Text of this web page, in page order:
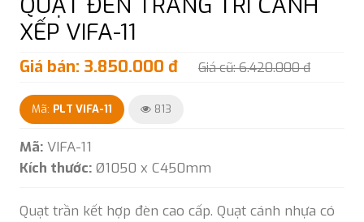
XẾP VIFA-11
Giá bán: 3.850.000 đ Giá cũ: 6.420.000 đ
Mã: PLT VIFA-11 813
Mã: VIFA-11
Kích thước: Ø1050 x C450mm
Quạt trần kết hợp đèn cao cấp. Quạt cánh nhựa có